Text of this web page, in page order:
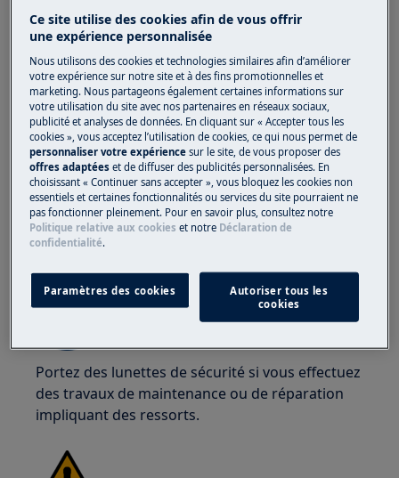
Faites toujours attention lorsque vous déplacez
des appareils. Pour les appareils lourds, il est
plus sûr que deux personnes les déplacent.
Utilisez toujours des gants de sécurité et des
chaussures de sécurité. Portez des gants de
sécurité en tout temps pour vous protéger des
coupures dues aux bords tranchants.
ATTENTION !
Portez des lunettes de sécurité si vous effectuez
des travaux de maintenance ou de réparation
impliquant des ressorts.
Ce site utilise des cookies afin de vous offrir
une expérience personnalisée
Nous utilisons des cookies et technologies similaires afin d’améliorer
votre expérience sur notre site et à des fins promotionnelles et
marketing. Nous partageons également certaines informations sur
votre utilisation du site avec nos partenaires en réseaux sociaux,
publicité et analyses de données. En cliquant sur « Accepter tous les
cookies », vous acceptez l’utilisation de cookies, ce qui nous permet de
personnaliser votre expériencesur le site, de vous proposer des
offres adaptées et de diffuser des publicités personnalisées. En
choisissant « Continuer sans accepter », vous bloquez les cookies non
essentiels et certaines fonctionnalités ou services du site pourraient ne
pas fonctionner pleinement. Pour en savoir plus, consultez notre
Politique relative aux cookies et notre Déclaration de
confidentialité.
Paramètres des cookies
Autoriser tous les
cookies